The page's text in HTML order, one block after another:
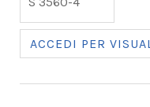
ACCEDI PER